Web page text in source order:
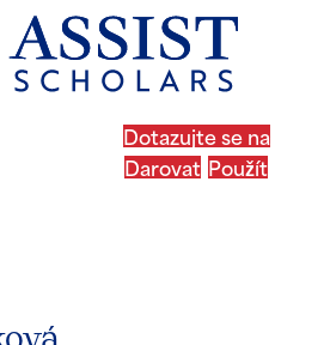
portál
Dotazujte se na
Darovat Použít